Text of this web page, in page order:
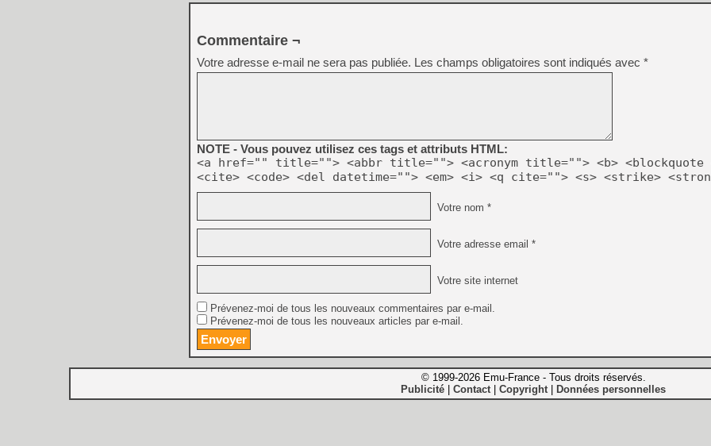
Commentaire ¬
Votre adresse e-mail ne sera pas publiée. Les champs obligatoires sont indiqués avec *
NOTE - Vous pouvez utilisez ces tags et attributs HTML:
<a href="" title=""> <abbr title=""> <acronym title=""> <b> <blockquote
<cite> <code> <del datetime=""> <em> <i> <q cite=""> <s> <strike>
Votre nom *
Votre adresse email *
Votre site internet
Prévenez-moi de tous les nouveaux commentaires par e-mail.
Prévenez-moi de tous les nouveaux articles par e-mail.
© 1999-2026 Emu-France - Tous droits réservés.
Publicité Contact| Copyright| Données personnelles